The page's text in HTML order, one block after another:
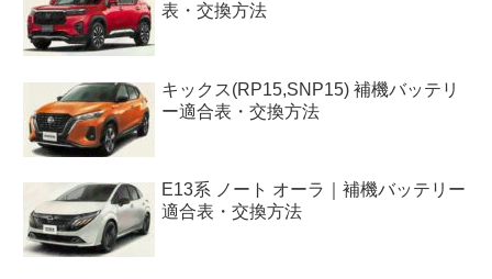
表・交換方法
キックス(RP15,SNP15) 補機バッテリ
ー適合表・交換方法
E13系 ノート オーラ｜補機バッテリー
適合表・交換方法